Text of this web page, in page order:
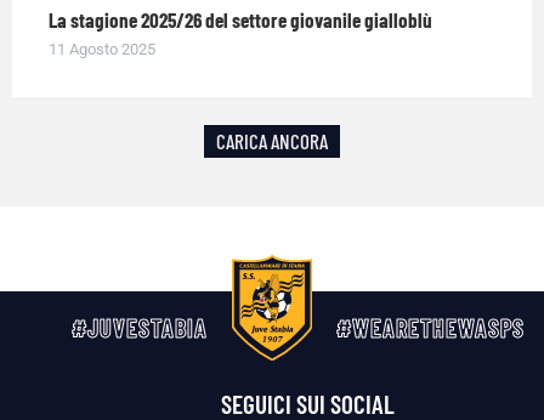
La stagione 2025/26 del settore giovanile gialloblù
11 Agosto 2025
CARICA ANCORA
#JUVESTABIA #WEARETHEWASPS
SEGUICI SUI SOCIAL